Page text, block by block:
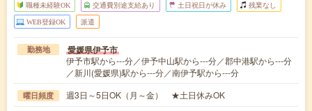
職種未経験OK 交通費別途支給あり 土日祝日が休み 残業なし
WEB登録OK 派遣
勤務地 愛媛県伊予市
伊予市駅から---分／伊予中山駅から---分／郡中港駅から---分
／新川(愛媛県)駅から---分／南伊予駅から---分
曜日頻度 週3日～5日OK（月～金） ★土日休みOK